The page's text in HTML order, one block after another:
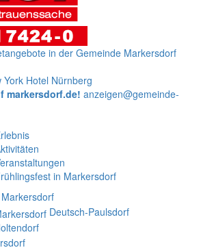
York Hotel Nürnberg
markersdorf.de! anzeigen@gemeinde-
in Markersdorf
Markersdorf
Deutsch-Paulsdorf